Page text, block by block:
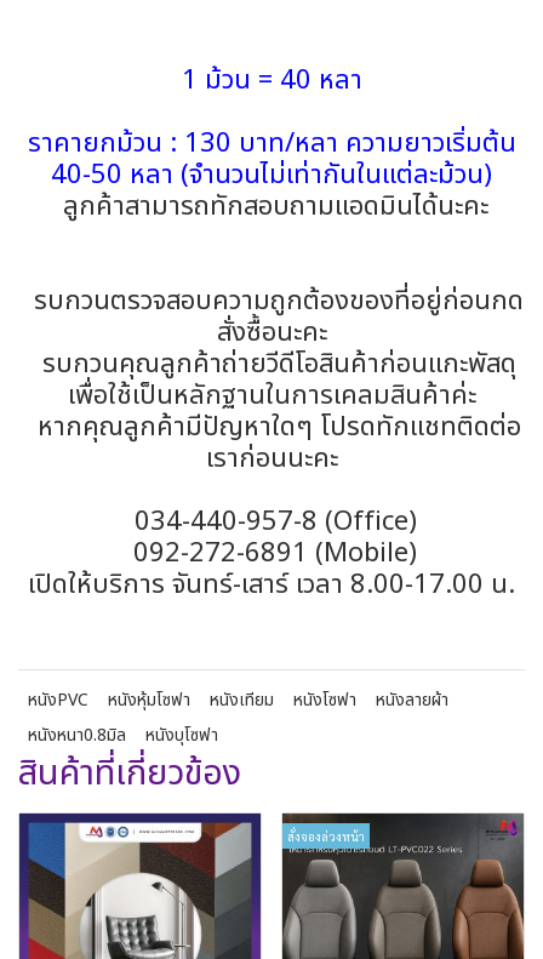
1 ม้วน = 40 หลา
ราคายกม้วน : 130 บาท/หลา ความยาวเริ่มต้น
40-50 หลา (จำนวนไม่เท่ากันในแต่ละม้วน)
ลูกค้าสามารถทักสอบถามแอดมินได้นะคะ
รบกวนตรวจสอบความถูกต้องของที่อยู่ก่อนกด
สั่งซื้อนะคะ
รบกวนคุณลูกค้าถ่ายวีดีโอสินค้าก่อนแกะพัสดุ
เพื่อใช้เป็นหลักฐานในการเคลมสินค้าค่ะ
หากคุณลูกค้ามีปัญหาใดๆ โปรดทักแชทติดต่อ
เราก่อนนะคะ
034-440-957-8 (Office)
092-272-6891 (Mobile)
เปิดให้บริการ จันทร์-เสาร์ เวลา 8.00-17.00 น.
หนังPVC หนังหุ้มโซฟา หนังเทียม หนังโซฟา
หนังลายผ้า
หนังหนา0.8มิล
หนังบุโซฟา
สินค้าที่เกี่ยวข้อง
สั่งจองล่วงหน้า